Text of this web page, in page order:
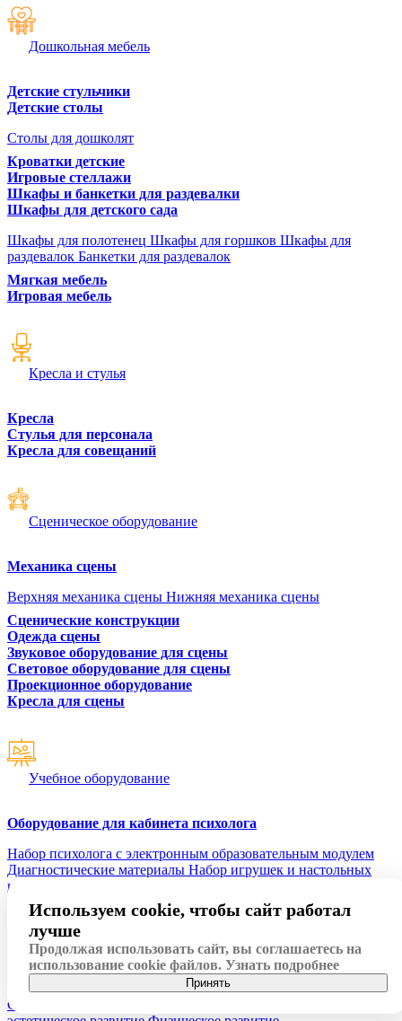
Дошкольная мебель
Детские стульчики
Детские столы
Столы для дошколят
Кроватки детские
Игровые стеллажи
Шкафы и банкетки для раздевалки
Шкафы для детского сада
Шкафы для полотенец Шкафы для горшков Шкафы для
раздевалок Банкетки для раздевалок
Мягкая мебель
Игровая мебель
Кресла и стулья
Кресла
Стулья для персонала
Кресла для совещаний
Сценическое оборудование
Механика сцены
Верхняя механика сцены Нижняя механика сцены
Сценические конструкции
Одежда сцены
Звуковое оборудование для сцены
Световое оборудование для сцены
Проекционное оборудование
Кресла для сцены
Учебное оборудование
Оборудование для кабинета психолога
Набор психолога с электронным образовательным модулем
Диагностические материалы Набор игрушек и настольных
игр
игры для психолога
Оборудование для дошкольных организаций
Методические пособия для дошкольного образования
Развивающие конструкторы Интерактивные развивающие
пособия Познавательное развитие Речевое развитие
Социально коммуникативное развитие
Используем cookie, чтобы сайт работал
лучше
Продолжая использовать сайт, вы соглашаетесь на
использование cookie файлов. Узнать подробнее
Принять